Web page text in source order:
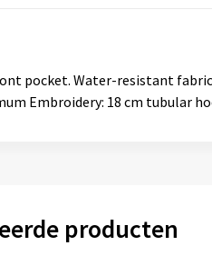
pocket. Water-resistant
Embroidery: 18 cm tubular
producten